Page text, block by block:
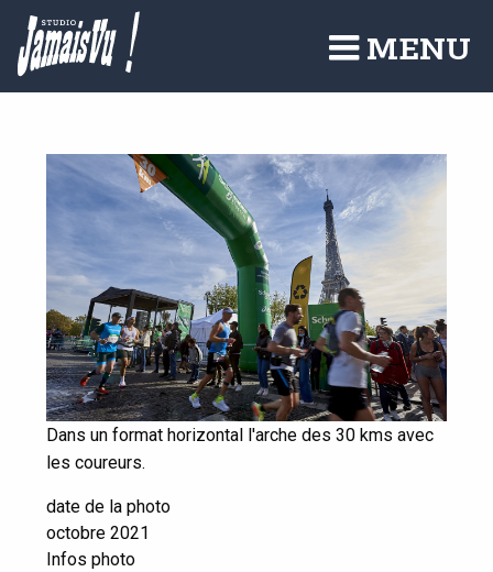
Aller
contenu
principal
MENU
Dans un format horizontal l'arche des 30 kms avec
les coureurs.
date de la photo
octobre 2021
Infos photo